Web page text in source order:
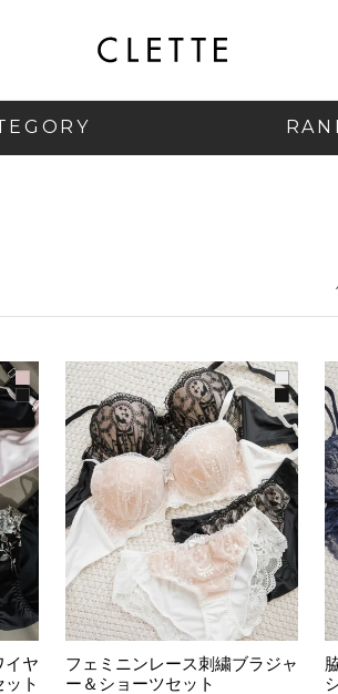
イヤ
ト
フェミニンレース刺繍ブラジャ
ー＆ショーツセット